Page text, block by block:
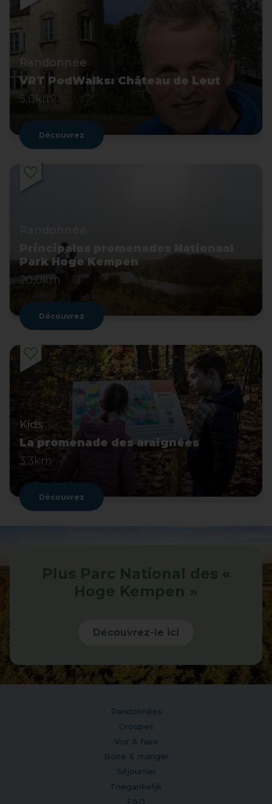
Randonnée
VRT PodWalks: Château de Leut
5,0km
Découvrez
Principales promenades Nationaal
Park Hoge Kempen
20,0km
Découvrez
Kids
La promenade des araignées
3,3km
Découvrez
Plus Parc National des «
Hoge Kempen »
Découvrez-le ici
Randonnées
Groupes
Voir & faire
Boire & manger
Séjourner
Toegankelijk
FAQ